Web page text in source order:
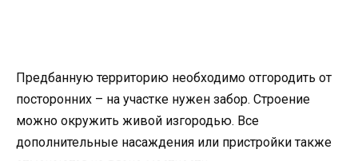
Предбанную территорию необходимо отгородить от
посторонних – на участке нужен забор. Строение
можно окружить живой изгородью. Все
дополнительные насаждения или пристройки также